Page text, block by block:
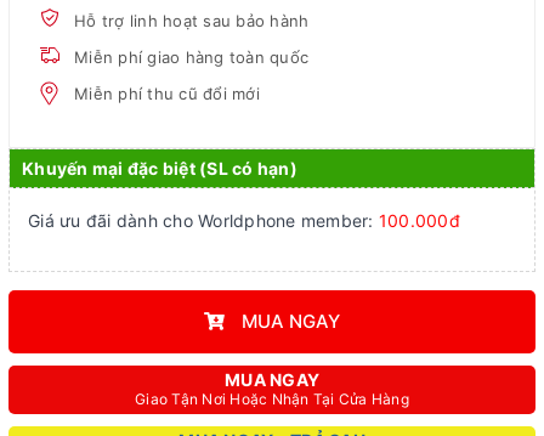
Hỗ trợ linh hoạt sau bảo hành
Miễn phí giao hàng toàn quốc
Miễn phí thu cũ đổi mới
Khuyến mại đặc biệt (SL có hạn)
Giá ưu đãi dành cho Worldphone member: 100.000đ
MUA NGAY
MUA NGAY
Giao Tận Nơi Hoặc Nhận Tại Cửa Hàng